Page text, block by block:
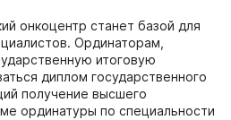
онкоцентр станет базой для
Ординаторам,
итоговую
диплом государственного
получение высшего
ординатуры по специальности